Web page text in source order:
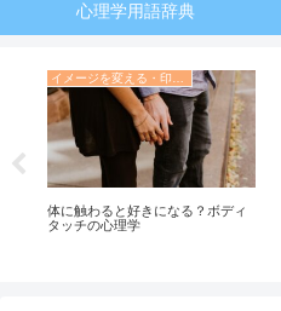
心理学用語辞典
体に触わると好きになる？ボディ
タッチの心理学